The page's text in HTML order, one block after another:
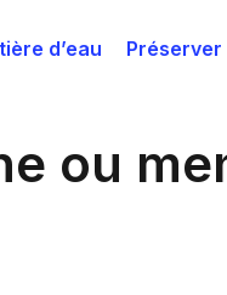
d’eau Préserver
ou